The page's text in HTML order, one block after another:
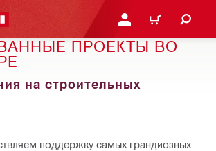
ВОЙДИТЕ В СВОЮ
КОРЗИНА
ПРОЕКТЫ ВО
на строительных
поддержку самых грандиозных